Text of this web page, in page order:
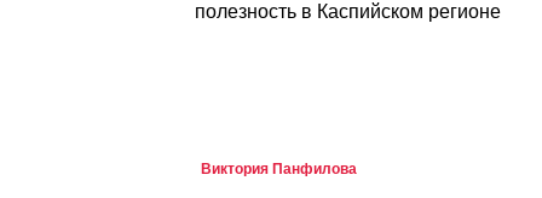
полезность в Каспийском регионе
Виктория Панфилова